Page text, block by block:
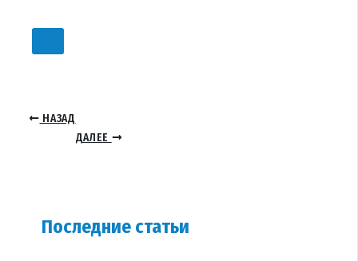
НАЗАД
ДАЛЕЕ
Последние статьи